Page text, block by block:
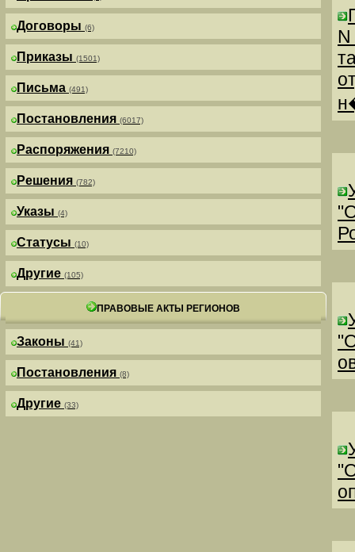
Договоры (6)
Приказы (1501)
Письма (491)
Постановления (6017)
Распоряжения (7210)
Решения (782)
Указы (4)
Статусы (10)
Другие (105)
ПРАВОВЫЕ АКТЫ РЕГИОНОВ
Законы (41)
Постановления (8)
Другие (33)